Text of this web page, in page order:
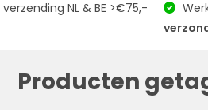
verzending NL & BE >€75,-
Producten